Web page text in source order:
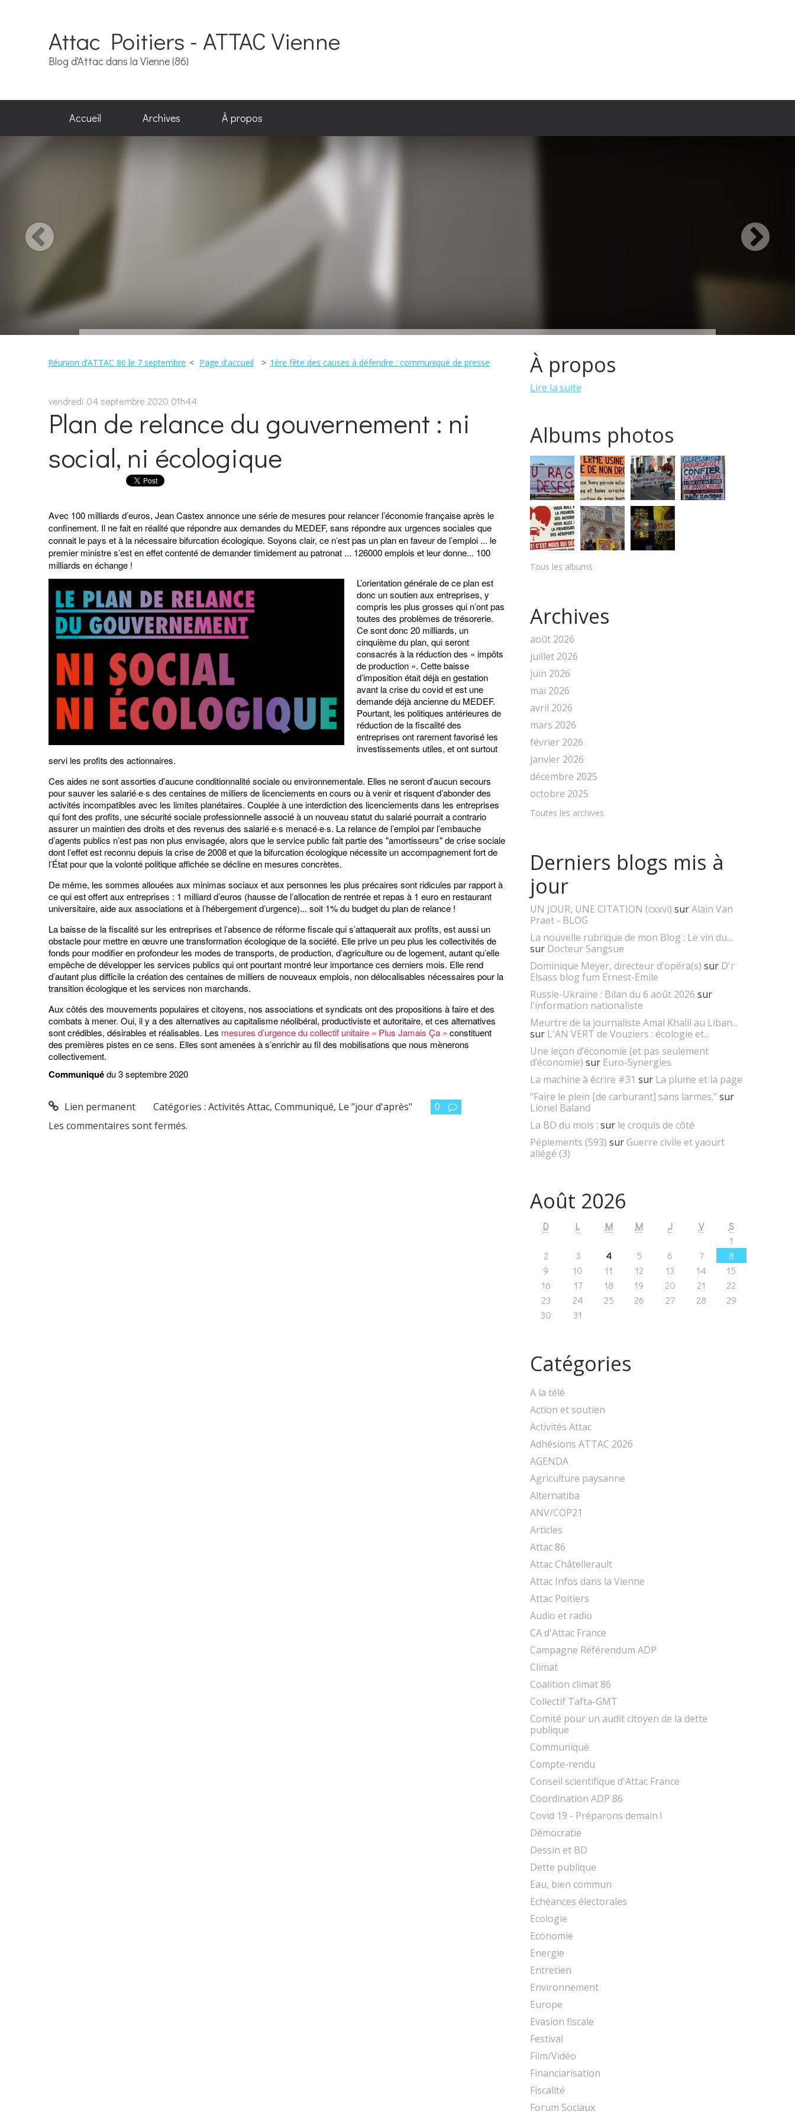
Attac Poitiers - ATTAC Vienne
Blog d'Attac dans la Vienne (86)
Accueil Archives À propos
Réunion d’ATTAC 86 le 7 septembre Page d'accueil 1ère fête des causes à défendre : communiqué de presse
vendredi 04 septembre 2020 01h44
Plan de relance du gouvernement : ni
social, ni écologique
Avec 100 milliards d’euros, Jean Castex annonce une série de mesures pour relancer l’économie française après le
confinement. Il ne fait en réalité que répondre aux demandes du MEDEF, sans répondre aux urgences sociales que
connait le pays et à la nécessaire bifurcation écologique. Soyons clair, ce n’est pas un plan en faveur de l’emploi ... le
premier ministre s’est en effet contenté de demander timidement au patronat ... 126000 emplois et leur donne... 100
milliards en échange !
L’orientation générale de ce plan est
donc un soutien aux entreprises, y
compris les plus grosses qui n’ont pas
toutes des problèmes de trésorerie.
Ce sont donc 20 milliards, un
cinquième du plan, qui seront
consacrés à la réduction des « impôts
de production ». Cette baisse
d’imposition était déjà en gestation
avant la crise du covid et est une
demande déjà ancienne du MEDEF.
Pourtant, les politiques antérieures de
réduction de la fiscalité des
entreprises ont rarement favorisé les
investissements utiles, et ont surtout
servi les profits des actionnaires.
Ces aides ne sont assorties d’aucune conditionnalité sociale ou environnementale. Elles ne seront d’aucun secours
pour sauver les salarié·e·s des centaines de milliers de licenciements en cours ou à venir et risquent d’abonder des
activités incompatibles avec les limites planétaires. Couplée à une interdiction des licenciements dans les entreprises
qui font des profits, une sécurité sociale professionnelle associé à un nouveau statut du salarié pourrait a contrario
assurer un maintien des droits et des revenus des salarié·e·s menacé·e·s. La relance de l’emploi par l’embauche
d’agents publics n’est pas non plus envisagée, alors que le service public fait partie des "amortisseurs" de crise sociale
dont l’effet est reconnu depuis la crise de 2008 et que la bifurcation écologique nécessite un accompagnement fort de
l’État pour que la volonté politique affichée se décline en mesures concrètes.
De même, les sommes allouées aux minimas sociaux et aux personnes les plus précaires sont ridicules par rapport à
ce qui est offert aux entreprises : 1 milliard d’euros (hausse de l’allocation de rentrée et repas à 1 euro en restaurant
universitaire, aide aux associations et à l’hébergement d’urgence)... soit 1% du budget du plan de relance !
La baisse de la fiscalité sur les entreprises et l’absence de réforme fiscale qui s’attaquerait aux profits, est aussi un
obstacle pour mettre en œuvre une transformation écologique de la société. Elle prive un peu plus les collectivités de
fonds pour modifier en profondeur les modes de transports, de production, d’agriculture ou de logement, autant qu’elle
empêche de développer les services publics qui ont pourtant montré leur importance ces derniers mois. Elle rend
d’autant plus difficile la création des centaines de milliers de nouveaux emplois, non délocalisables nécessaires pour la
transition écologique et les services non marchands.
Aux côtés des mouvements populaires et citoyens, nos associations et syndicats ont des propositions à faire et des
combats à mener. Oui, il y a des alternatives au capitalisme néolibéral, productiviste et autoritaire, et ces alternatives
sont crédibles, désirables et réalisables. Les mesures d’urgence du collectif unitaire « Plus Jamais Ça » constituent
des premières pistes en ce sens. Elles sont amenées à s’enrichir au fil des mobilisations que nous mènerons
collectivement.
Communiquédu 3 septembre 2020
Lien permanent Catégories :Activités Attac,Communiqué, Le "jour d'après"
0
Les commentaires sont fermés.
À propos
Lire la suite
Albums photos
Tous les albums
Archives
août 2026
juillet 2026
juin 2026
mai 2026
avril 2026
mars 2026
février 2026
janvier 2026
décembre 2025
octobre 2025
Toutes les archives
Derniers blogs mis à
jour
UN JOUR, UNE CITATION (cxxvi) surAlain Van
Praet - BLOG
La nouvelle rubrique de mon Blog : Le vin du...
sur Docteur Sangsue
Dominique Meyer, directeur d'opéra(s) sur D'r
Elsass blog fum Ernest-Emile
Russie-Ukraine : Bilan du 6 août 2026 sur
l'information nationaliste
Meurtre de la journaliste Amal Khalil au Liban...
sur L'AN VERT de Vouziers : écologie et...
Une leçon d’économie (et pas seulement
d’économie) sur Euro-Synergies
La machine à écrire #31 sur La plume et la page
”Faire le plein [de carburant] sans larmes.”sur
Lionel Baland
La BD du mois : sur le croquis de côté
Pépiements (593) sur Guerre civile et yaourt
allégé (3)
Août 2026
D L M M J V
S
1
2
3 4 5 6 7
8
9
10 11 12 13 14
15
16
17 18 19 20 21
22
23
24 25 26 27 28
29
30
31
Catégories
A la télé
Action et soutien
Activités Attac
Adhésions ATTAC 2026
AGENDA
Agriculture paysanne
Alternatiba
ANV/COP21
Articles
Attac 86
Attac Châtellerault
Attac Infos dans la Vienne
Attac Poitiers
Audio et radio
CA d'Attac France
Campagne Référendum ADP
Climat
Coalition climat 86
Collectif Tafta-GMT
Comité pour un audit citoyen de la dette
publique
Communiqué
Compte-rendu
Conseil scientifique d'Attac France
Coordination ADP 86
Covid 19 - Préparons demain !
Démocratie
Dessin et BD
Dette publique
Eau, bien commun
Echéances électorales
Ecologie
Economie
Energie
Entretien
Environnement
Europe
Evasion fiscale
Festival
Film/Vidéo
Financiarisation
Fiscalité
Forum Sociaux